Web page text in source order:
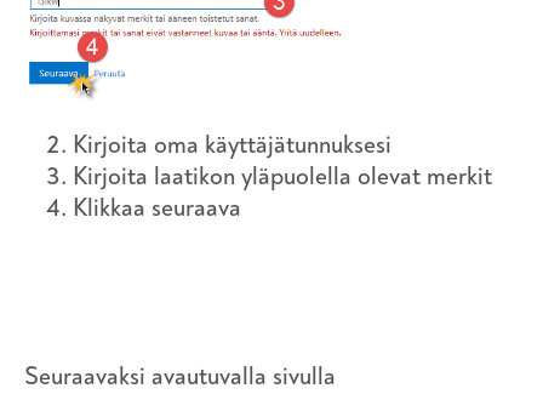
Kirjoita oma käyttäjätunnuksesi
Kirjoita laatikon yläpuolella olevat merkit
Klikkaa seuraava
Seuraavaksi avautuvalla sivulla